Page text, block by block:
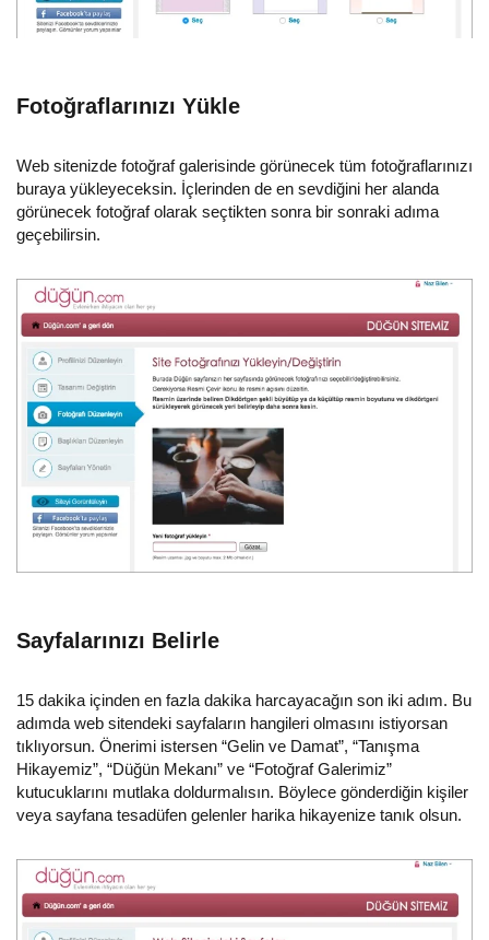
Fotoğraflarınızı Yükle
Web sitenizde fotoğraf galerisinde görünecek tüm fotoğraflarınızı
buraya yükleyeceksin. İçlerinden de en sevdiğini her alanda
görünecek fotoğraf olarak seçtikten sonra bir sonraki adıma
geçebilirsin.
Sayfalarınızı Belirle
15 dakika içinden en fazla dakika harcayacağın son iki adım. Bu
adımda web sitendeki sayfaların hangileri olmasını istiyorsan
tıklıyorsun. Önerimi istersen “Gelin ve Damat”, “Tanışma
Hikayemiz”, “Düğün Mekanı” ve “Fotoğraf Galerimiz”
kutucuklarını mutlaka doldurmalısın. Böylece gönderdiğin kişiler
veya sayfana tesadüfen gelenler harika hikayenize tanık olsun.